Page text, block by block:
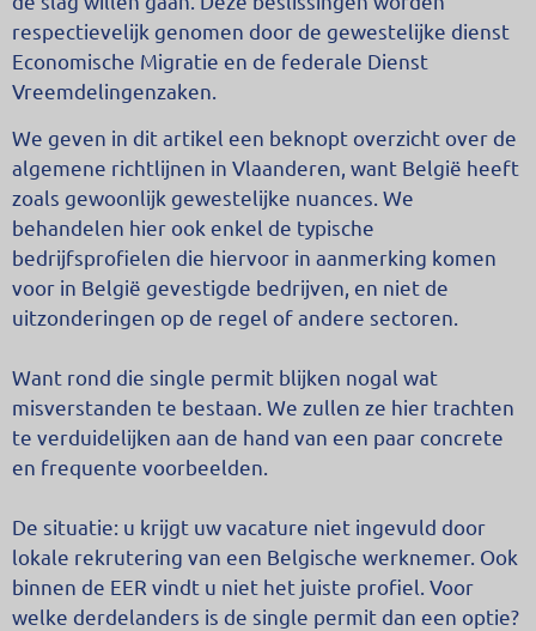
respectievelijk genomen door de gewestelijke dienst
Economische Migratie en de federale Dienst
Vreemdelingenzaken.
We geven in dit artikel een beknopt overzicht over de
algemene richtlijnen in Vlaanderen, want België heeft
zoals gewoonlijk gewestelijke nuances. We
behandelen hier ook enkel de typische
bedrijfsprofielen die hiervoor in aanmerking komen
voor in België gevestigde bedrijven, en niet de
uitzonderingen op de regel of andere sectoren.
Want rond die single permit blijken nogal wat
misverstanden te bestaan. We zullen ze hier trachten
te verduidelijken aan de hand van een paar concrete
en frequente voorbeelden.
De situatie: u krijgt uw vacature niet ingevuld door
lokale rekrutering van een Belgische werknemer. Ook
binnen de EER vindt u niet het juiste profiel. Voor
welke derdelanders is de single permit dan een optie?